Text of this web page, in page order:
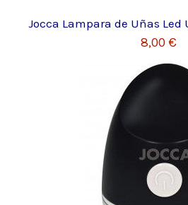
Jocca Lampara de Uñas Led
8,00 €